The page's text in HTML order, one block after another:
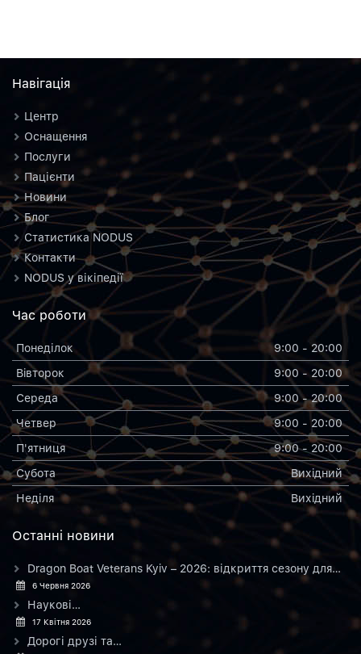
Навiгацiя
Центр
Оснащення
Послуги
Пацієнти
Новини
Блог
Статистика NODUS
Контакти
NODUS у вікіпедії
Час роботи
Понеділок
9:00 - 20:00
Вiвторок
9:00 - 20:00
Середа
9:00 - 20:00
Четвер
9:00 - 20:00
П'ятниця
9:00 - 20:00
Субота
Вихiдний
Неділя
Вихiдний
Останнi новини
Dragon Boat Veterans Kyiv – 2026: відкриття сезону для…
6 Червня 2026
Наукові…
17 Квітня 2026
Дорогі друзі та…